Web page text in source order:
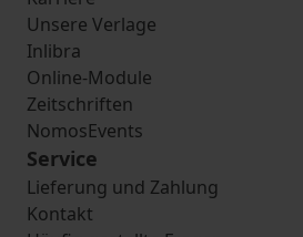
Unsere Verlage
Inlibra
Online-Module
Zeitschriften
NomosEvents
Service
Lieferung und Zahlung
Kontakt